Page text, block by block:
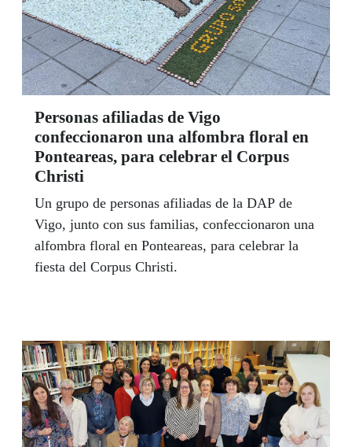
Personas afiliadas de Vigo
confeccionaron una alfombra floral en
Ponteareas, para celebrar el Corpus
Christi
Un grupo de personas afiliadas de la DAP de
Vigo, junto con sus familias, confeccionaron una
alfombra floral en Ponteareas, para celebrar la
fiesta del Corpus Christi.